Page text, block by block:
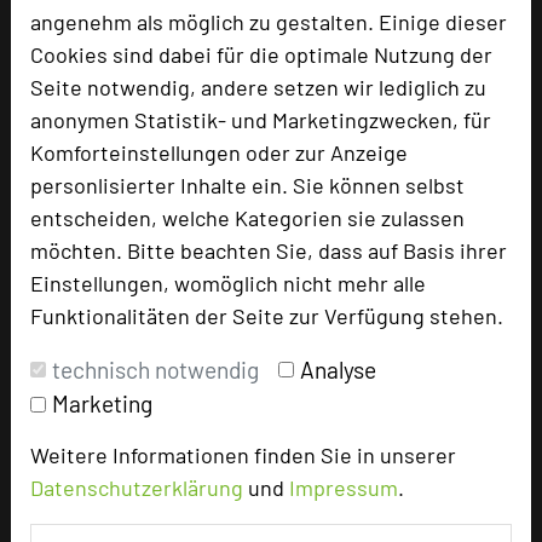
angenehm als möglich zu gestalten. Einige dieser
Cookies sind dabei für die optimale Nutzung der
Seite notwendig, andere setzen wir lediglich zu
anonymen Statistik- und Marketingzwecken, für
Komforteinstellungen oder zur Anzeige
personlisierter Inhalte ein. Sie können selbst
entscheiden, welche Kategorien sie zulassen
möchten. Bitte beachten Sie, dass auf Basis ihrer
Einstellungen, womöglich nicht mehr alle
Funktionalitäten der Seite zur Verfügung stehen.
technisch notwendig
Analyse
Marketing
Weitere Informationen finden Sie in unserer
Datenschutzerklärung und Impressum.
Reihenbestuhlung
200
Tagungsräume
55
Doppelzimmer
Suiten
Juniorsuiten
Maisonettes
4
Besonders geeignet für